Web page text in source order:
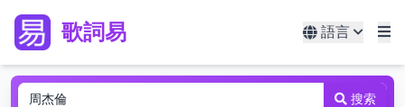
歌詞易 語言
搜索